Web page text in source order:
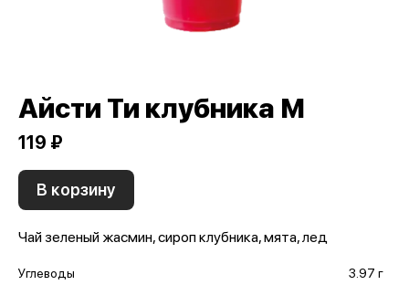
Айсти Ти клубника М
119 ₽
В корзину
Чай зеленый жасмин, сироп клубника, мята, лед
Углеводы
3.97 г